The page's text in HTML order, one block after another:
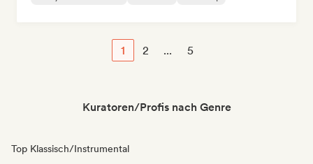
1 2 ... 5
Kuratoren/Profis nach Genre
Top Klassisch/Instrumental